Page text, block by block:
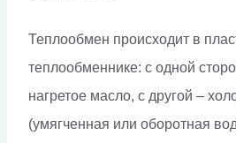
Теплообмен происходит в
теплообменнике: с одной
нагретое масло, с другой –
(умягченная или оборотная